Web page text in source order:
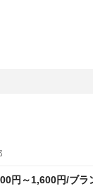
円～1,600円/ブ